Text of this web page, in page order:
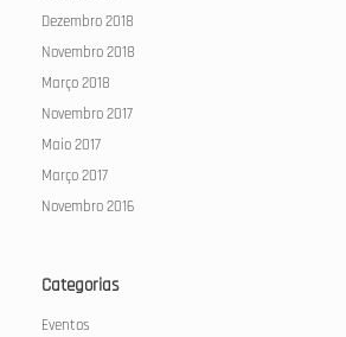
Dezembro 2018
Novembro 2018
Março 2018
Novembro 2017
Maio 2017
Março 2017
Novembro 2016
Categorias
Eventos